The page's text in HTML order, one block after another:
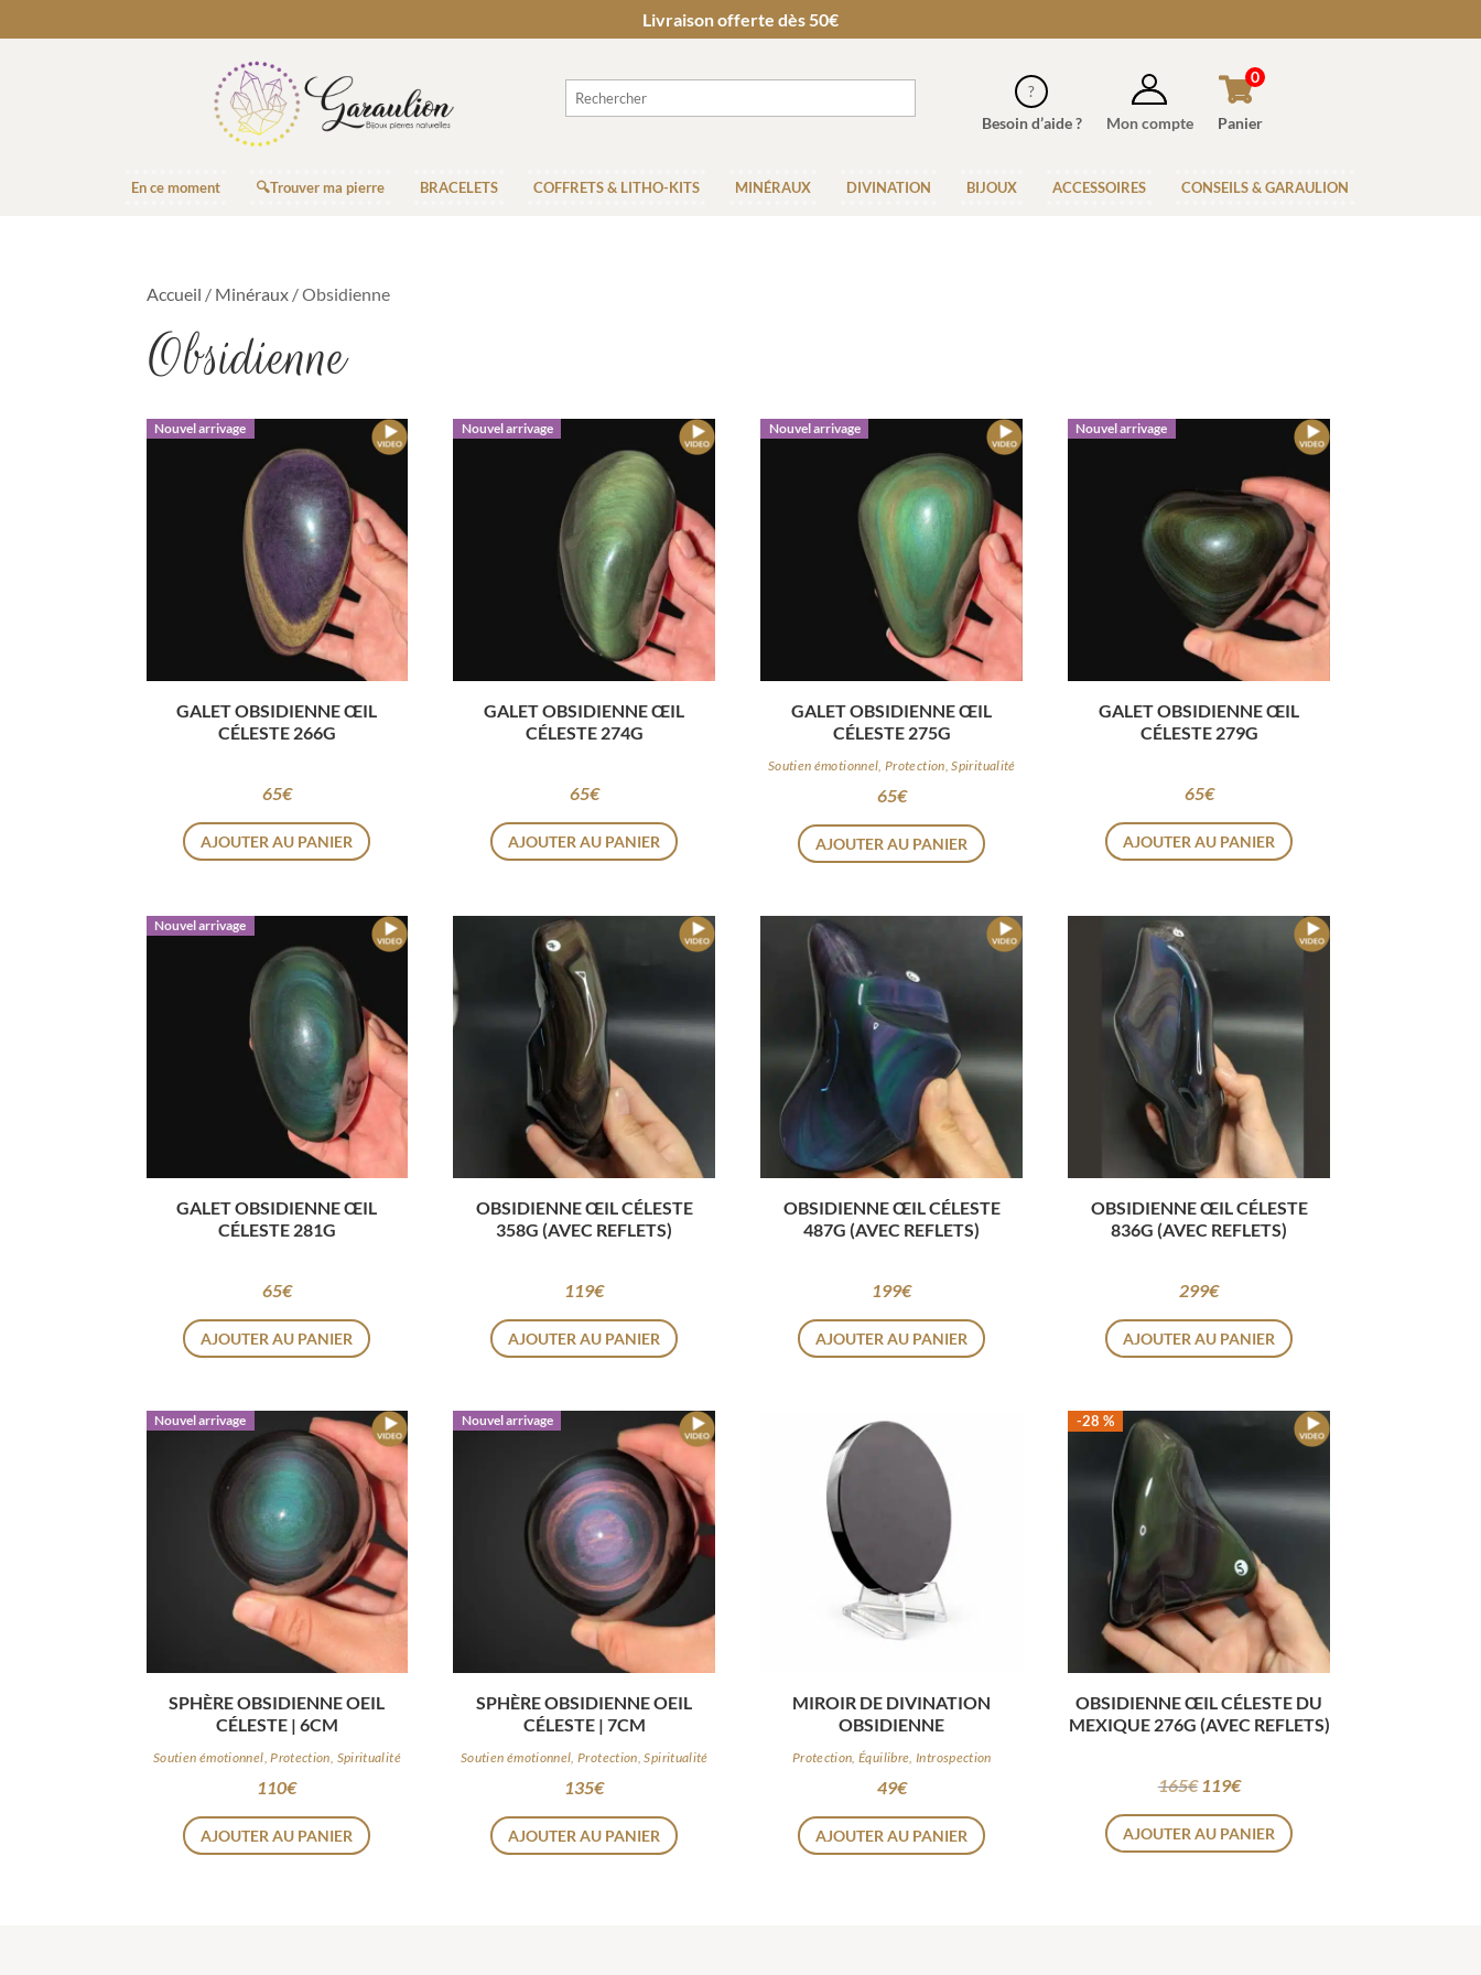
Livraison offerte dès 50€
Besoin d’aide ? Mon compte Panier
0
En ce moment 🔍Trouver ma pierre BRACELETS COFFRETS & LITHO-KITS MINÉRAUX DIVINATION BIJOUX ACCESSOIRES CONSEILS & GARAULION
Accueil / Minéraux/ Obsidienne
Obsidienne
Nouvel arrivage
GALET OBSIDIENNE ŒIL
CÉLESTE 266G
65€
AJOUTER AU PANIER
Nouvel arrivage
GALET OBSIDIENNE ŒIL
CÉLESTE 274G
65€
AJOUTER AU PANIER
Nouvel arrivage
GALET OBSIDIENNE ŒIL
CÉLESTE 275G
Soutien émotionnel, Protection, Spiritualité
65€
AJOUTER AU PANIER
Nouvel arrivage
GALET OBSIDIENNE ŒIL
CÉLESTE 279G
65€
AJOUTER AU PANIER
Nouvel arrivage
GALET OBSIDIENNE ŒIL
CÉLESTE 281G
65€
AJOUTER AU PANIER
OBSIDIENNE ŒIL CÉLESTE
358G (AVEC REFLETS)
119€
AJOUTER AU PANIER
OBSIDIENNE ŒIL CÉLESTE
487G (AVEC REFLETS)
199€
AJOUTER AU PANIER
OBSIDIENNE ŒIL CÉLESTE
836G (AVEC REFLETS)
299€
AJOUTER AU PANIER
Nouvel arrivage
SPHÈRE OBSIDIENNE OEIL
CÉLESTE | 6CM
Soutien émotionnel, Protection, Spiritualité
110€
AJOUTER AU PANIER
Nouvel arrivage
SPHÈRE OBSIDIENNE OEIL
CÉLESTE | 7CM
Soutien émotionnel, Protection, Spiritualité
135€
AJOUTER AU PANIER
MIROIR DE DIVINATION
OBSIDIENNE
Protection, Équilibre, Introspection
49€
AJOUTER AU PANIER
-28 %
OBSIDIENNE ŒIL CÉLESTE DU
MEXIQUE 276G (AVEC REFLETS)
165€ Le
prix
initial
119€Le
prix
actuel
AJOUTER AU PANIER